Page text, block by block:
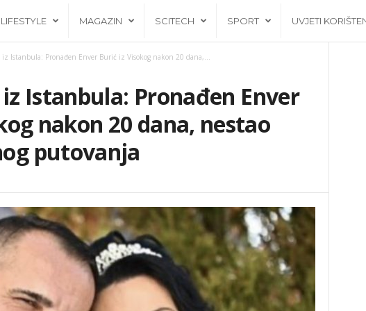
LIFESTYLE MAGAZIN SCITECH SPORT UVJETI
iz Istanbula: Pronađen Enver Burić iz Visokog nakon 20 dana,...
Istanbula: Pronađen Enver
nakon 20 dana, nestao
putovanja